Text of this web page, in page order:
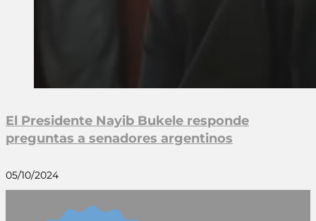
El Presidente Nayib Bukele responde
preguntas a senadores argentinos
05/10/2024